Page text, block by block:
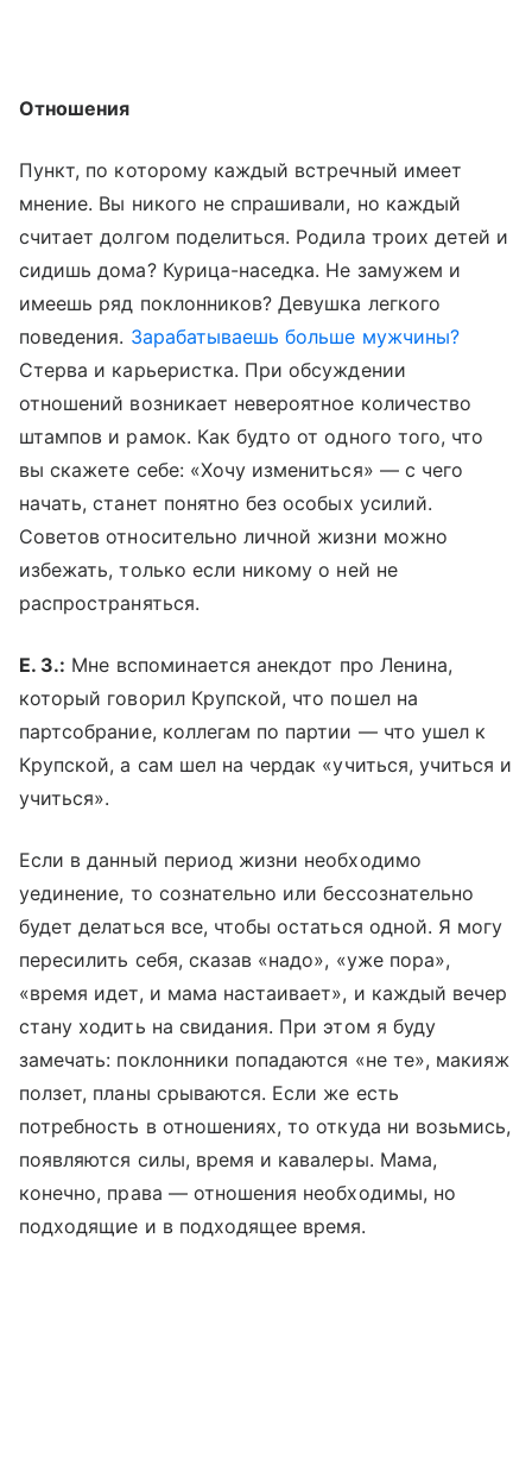
Отношения
Пункт, по которому каждый встречный имеет
мнение. Вы никого не спрашивали, но каждый
считает долгом поделиться. Родила троих детей и
сидишь дома? Курица-наседка. Не замужем и
имеешь ряд поклонников? Девушка легкого
поведения. Зарабатываешь больше мужчины?
Стерва и карьеристка. При обсуждении
отношений возникает невероятное количество
штампов и рамок. Как будто от одного того, что
вы скажете себе: «Хочу измениться» — с чего
начать, станет понятно без особых усилий.
Советов относительно личной жизни можно
избежать, только если никому о ней не
распространяться.
Е. З.: Мне вспоминается анекдот про Ленина,
который говорил Крупской, что пошел на
партсобрание, коллегам по партии — что ушел к
Крупской, а сам шел на чердак «учиться, учиться и
учиться».
Если в данный период жизни необходимо
уединение, то сознательно или бессознательно
будет делаться все, чтобы остаться одной. Я могу
пересилить себя, сказав «надо», «уже пора»,
«время идет, и мама настаивает», и каждый вечер
стану ходить на свидания. При этом я буду
замечать: поклонники попадаются «не те», макияж
ползет, планы срываются. Если же есть
потребность в отношениях, то откуда ни возьмись,
появляются силы, время и кавалеры. Мама,
конечно, права — отношения необходимы, но
подходящие и в подходящее время.